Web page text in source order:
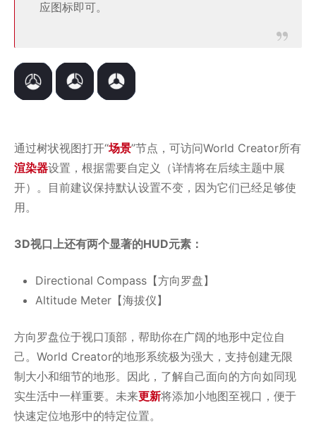
应图标即可。
通过树状视图打开“场景”节点，可访问World Creator所有
渲染器设置，根据需要自定义（详情将在后续主题中展
开）。目前建议保持默认设置不变，因为它们已经足够使
用。
3D视口上还有两个显著的HUD元素：
Directional Compass【方向罗盘】
Altitude Meter【海拔仪】
方向罗盘位于视口顶部，帮助你在广阔的地形中定位自
己。World Creator的地形系统极为强大，支持创建无限
制大小和细节的地形。因此，了解自己面向的方向如同现
实生活中一样重要。未来更新将添加小地图至视口，便于
快速定位地形中的特定位置。